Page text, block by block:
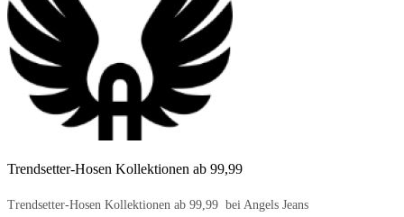
Trendsetter-Hosen Kollektionen ab 99,99 
Trendsetter-Hosen Kollektionen ab 99,99  bei Angels Jeans